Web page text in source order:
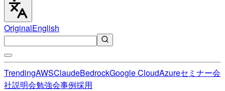
OriginalEnglish
TrendingAWSClaudeBedrockGoogle CloudAzureセミナー会
社説明会勉強会事例採用